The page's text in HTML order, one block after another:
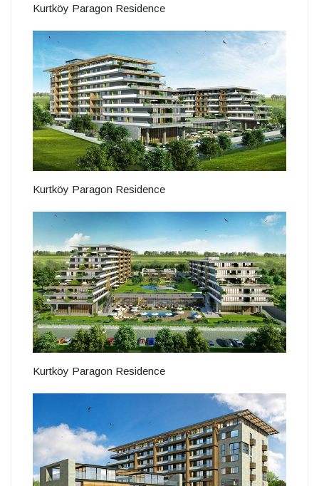
Kurtköy Paragon Residence
Kurtköy Paragon Residence
Kurtköy Paragon Residence